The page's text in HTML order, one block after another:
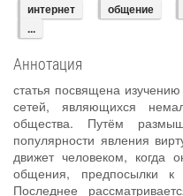
интернет общение
...
Аннотация
статья посвящена
сетей, являющихся
общества. Путём
популярности явления
движет человеком, когда
общения, предпосылки к
Последнее